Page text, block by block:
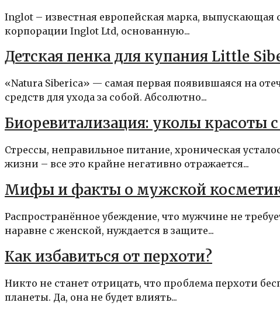
Inglot – известная европейская марка, выпускающая
корпорации Inglot Ltd, основанную...
Детская пенка для купания Little
«Natura Siberica» — самая первая появившаяся на
средств для ухода за собой. Абсолютно...
Биоревитализация: уколы
Стрессы, неправильное питание, хроническая
жизни – все это крайне негативно отражается...
Мифы и факты о мужской
Распространённое убеждение, что мужчине не
наравне с женской, нуждается в защите...
Как избавиться от перхоти?
Никто не станет отрицать, что проблема перхоти
планеты. Да, она не будет влиять...